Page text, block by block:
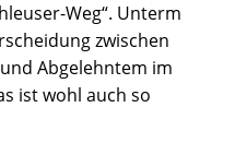
Weg“. Unterm
zwischen
Abgelehntem im
ist wohl auch so